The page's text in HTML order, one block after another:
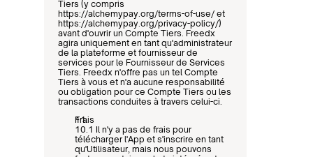
https://alchemypay.org/terms-of-use/
https://alchemypay.org/privacy-policy/)
avant d'ouvrir un Compte Tiers. Freedx
agira uniquement en tant qu'administrateur
de la plateforme et fournisseur de
services pour le Fournisseur de Services
Tiers. Freedx n'offre pas un tel Compte
Tiers à vous et n'a aucune responsabilité
ou obligation pour ce Compte Tiers ou les
transactions conduites à travers celui-ci.
Frais
10.1 Il n'y a pas de frais pour
télécharger l'App et s'inscrire en tant
qu'Utilisateur, mais nous pouvons